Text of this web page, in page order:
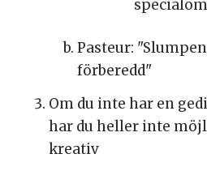
Pasteur:
förberedd"
Om du inte har en
har du heller inte
kreativ